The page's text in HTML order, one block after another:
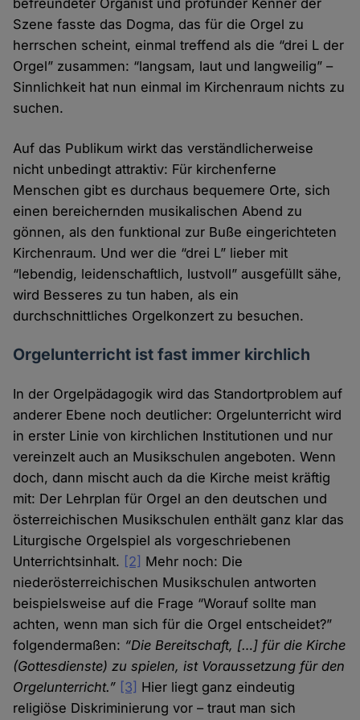
befreundeter Organist und profunder Kenner der
Szene fasste das Dogma, das für die Orgel zu
herrschen scheint, einmal treffend als die “drei L der
Orgel” zusammen: “langsam, laut und langweilig” –
Sinnlichkeit hat nun einmal im Kirchenraum nichts zu
suchen.
Auf das Publikum wirkt das verständlicherweise
nicht unbedingt attraktiv: Für kirchenferne
Menschen gibt es durchaus bequemere Orte, sich
einen bereichernden musikalischen Abend zu
gönnen, als den funktional zur Buße eingerichteten
Kirchenraum. Und wer die “drei L” lieber mit
“lebendig, leidenschaftlich, lustvoll” ausgefüllt sähe,
wird Besseres zu tun haben, als ein
durchschnittliches Orgelkonzert zu besuchen.
Orgelunterricht ist fast immer kirchlich
In der Orgelpädagogik wird das Standortproblem auf
anderer Ebene noch deutlicher: Orgelunterricht wird
in erster Linie von kirchlichen Institutionen und nur
vereinzelt auch an Musikschulen angeboten. Wenn
doch, dann mischt auch da die Kirche meist kräftig
mit: Der Lehrplan für Orgel an den deutschen und
österreichischen Musikschulen enthält ganz klar das
Liturgische Orgelspiel als vorgeschriebenen
Unterrichtsinhalt. [2] Mehr noch: Die
niederösterreichischen Musikschulen antworten
beispielsweise auf die Frage “Worauf sollte man
achten, wenn man sich für die Orgel entscheidet?”
folgendermaßen: “Die Bereitschaft, […] für die Kirche
(Gottesdienste) zu spielen, ist Voraussetzung für den
Orgelunterricht.” [3] Hier liegt ganz eindeutig
religiöse Diskriminierung vor – traut man sich